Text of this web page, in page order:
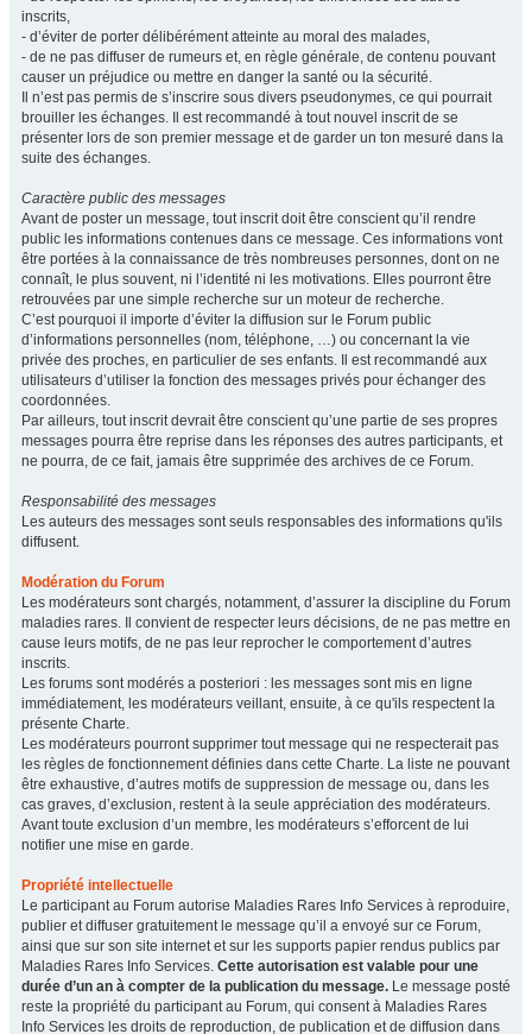
inscrits,
- d’éviter de porter délibérément atteinte au moral des malades,
- de ne pas diffuser de rumeurs et, en règle générale, de contenu pouvant
causer un préjudice ou mettre en danger la santé ou la sécurité.
Il n’est pas permis de s’inscrire sous divers pseudonymes, ce qui pourrait
brouiller les échanges. Il est recommandé à tout nouvel inscrit de se
présenter lors de son premier message et de garder un ton mesuré dans la
suite des échanges.
Caractère public des messages
Avant de poster un message, tout inscrit doit être conscient qu’il rendre
public les informations contenues dans ce message. Ces informations vont
être portées à la connaissance de très nombreuses personnes, dont on ne
connaît, le plus souvent, ni l’identité ni les motivations. Elles pourront être
retrouvées par une simple recherche sur un moteur de recherche.
C’est pourquoi il importe d’éviter la diffusion sur le Forum public
d’informations personnelles (nom, téléphone, …) ou concernant la vie
privée des proches, en particulier de ses enfants. Il est recommandé aux
utilisateurs d’utiliser la fonction des messages privés pour échanger des
coordonnées.
Par ailleurs, tout inscrit devrait être conscient qu’une partie de ses propres
messages pourra être reprise dans les réponses des autres participants, et
ne pourra, de ce fait, jamais être supprimée des archives de ce Forum.
Responsabilité des messages
Les auteurs des messages sont seuls responsables des informations qu'ils
diffusent.
Modération du Forum
Les modérateurs sont chargés, notamment, d’assurer la discipline du Forum
maladies rares. Il convient de respecter leurs décisions, de ne pas mettre en
cause leurs motifs, de ne pas leur reprocher le comportement d’autres
inscrits.
Les forums sont modérés a posteriori : les messages sont mis en ligne
immédiatement, les modérateurs veillant, ensuite, à ce qu'ils respectent la
présente Charte.
Les modérateurs pourront supprimer tout message qui ne respecterait pas
les règles de fonctionnement définies dans cette Charte. La liste ne pouvant
être exhaustive, d’autres motifs de suppression de message ou, dans les
cas graves, d’exclusion, restent à la seule appréciation des modérateurs.
Avant toute exclusion d’un membre, les modérateurs s’efforcent de lui
notifier une mise en garde.
Propriété intellectuelle
Le participant au Forum autorise Maladies Rares Info Services à reproduire,
publier et diffuser gratuitement le message qu’il a envoyé sur ce Forum,
ainsi que sur son site internet et sur les supports papier rendus publics par
Maladies Rares Info Services. Cette autorisation est valable pour une
durée d’un an à compter de la publication du message. Le message posté
reste la propriété du participant au Forum, qui consent à Maladies Rares
Info Services les droits de reproduction, de publication et de diffusion dans